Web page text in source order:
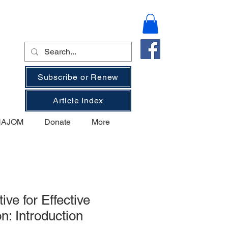
Subscribe or Renew
Article Index
Donate More
for Effective
Introduction